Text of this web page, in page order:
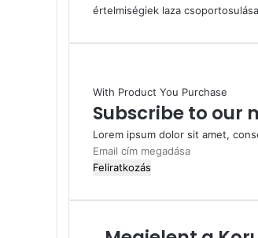
értelmiségiek laza
With Product You Purchase
Subscribe to our
Lorem ipsum dolor sit amet,
Email
cím
Megjelent